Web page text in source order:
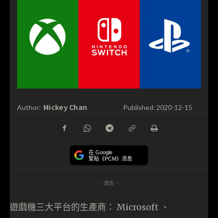
Author: Mickey Chan Published: 2020-12-15
在 Google
緊貼《PCM》消息
- 廣告 -
遊戲機三大平台的生產商： Microsoft 、